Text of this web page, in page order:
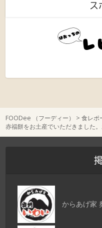
ス
FOODee （フーディー） >食レポ
赤福餅をお土産でいただきました
からあげ家